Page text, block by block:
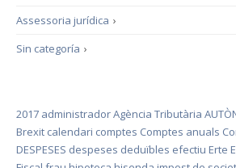
›
Assessoria jurídica
›
Sin categoría
2017 administradorAgència Tributària
Brexit calendari comptes Comptes anuals
DESPESES despeses deduïbles efectiu Erte